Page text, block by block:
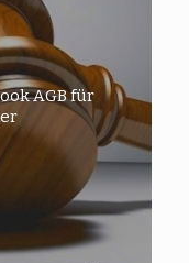
AGB für